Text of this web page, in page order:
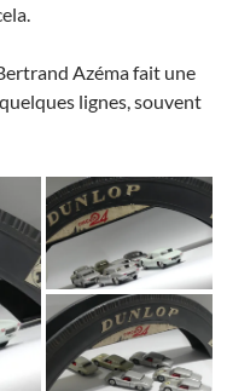
Azéma fait une
lignes, souvent